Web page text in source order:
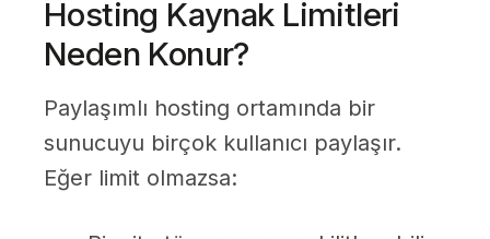
Hosting Kaynak Limitleri
Neden Konur?
Paylaşımlı hosting ortamında bir
sunucuyu birçok kullanıcı paylaşır.
Eğer limit olmazsa: